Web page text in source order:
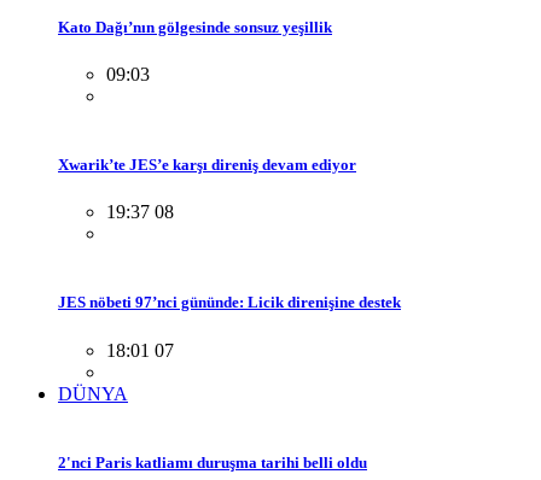
Kato Dağı’nın gölgesinde sonsuz yeşillik
09:03
Xwarik’te JES’e karşı direniş devam ediyor
19:37 08
JES nöbeti 97’nci gününde: Licik direnişine destek
18:01 07
DÜNYA
2'nci Paris katliamı duruşma tarihi belli oldu